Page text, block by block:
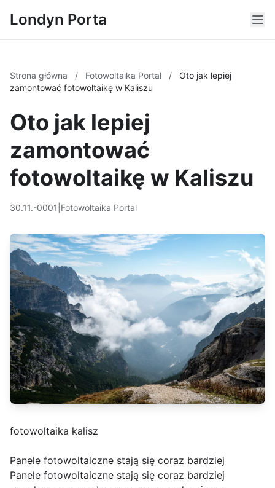
Londyn Porta
Strona główna / Fotowoltaika Portal /
Oto jak lepiej
zamontować fotowoltaikę w Kaliszu
Oto jak lepiej
zamontować
fotowoltaikę w Kaliszu
30.11.-0001 Fotowoltaika Portal
fotowoltaika kalisz
Panele fotowoltaiczne stają się coraz bardziej
Panele fotowoltaiczne stają się coraz bardziej